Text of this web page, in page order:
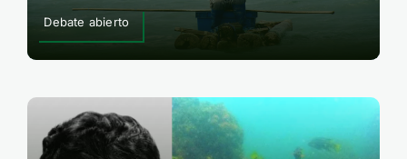
Debate abierto